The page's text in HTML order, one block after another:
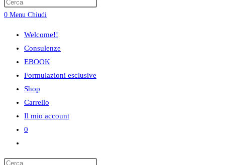
ricerca
sul
sito
web
0 Menu Chiudi
Welcome!!
Consulenze
EBOOK
Formulazioni esclusive
Shop
Carrello
Il mio account
0